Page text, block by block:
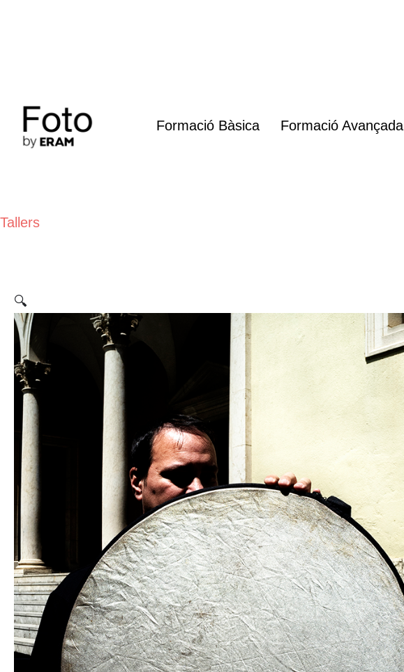
Formació Bàsica Formació Avançada
Tallers
🔍